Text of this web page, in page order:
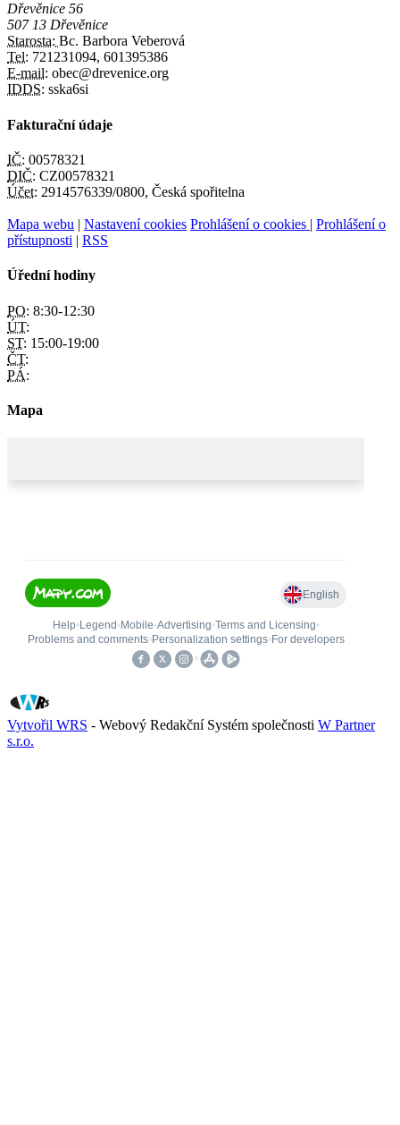
Dřevěnice 56
507 13 Dřevěnice
Starosta: Bc. Barbora Veberová
Tel: 721231094, 601395386
E-mail: obec@drevenice.org
IDDS: sska6si
Fakturační údaje
IČ: 00578321
DIČ: CZ00578321
Účet: 2914576339/0800, Česká spořitelna
Mapa webu | Nastavení cookies Prohlášení o cookies | Prohlášení o
přístupnosti | RSS
Úřední hodiny
PO: 8:30-12:30
ÚT:
ST: 15:00-19:00
ČT:
PÁ:
Mapa
Vytvořil WRS - Webový Redakční Systém společnosti W Partner
s.r.o.